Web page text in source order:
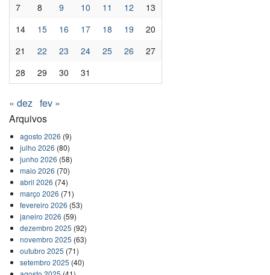
7
8 9 10 11 12
13
14
15 16 17 18 19
20
21
22 23 24 25 26
27
28
29 30 31
« dez fev »
Arquivos
agosto 2026 (9)
julho 2026 (80)
junho 2026 (58)
maio 2026 (70)
abril 2026 (74)
março 2026 (71)
fevereiro 2026 (53)
janeiro 2026 (59)
dezembro 2025 (92)
novembro 2025 (63)
outubro 2025 (71)
setembro 2025 (40)